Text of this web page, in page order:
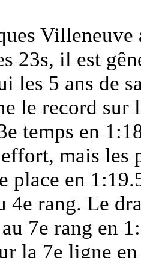
23s, il est
les 5 ans de
le record
temps en
mais les
place en
4e rang. Le
7e rang en
la 7e ligne